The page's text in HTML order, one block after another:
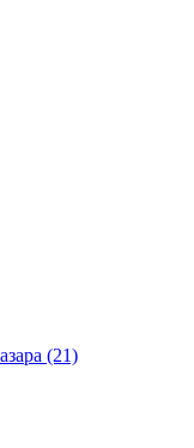
(21)